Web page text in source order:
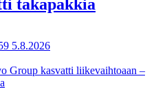
takapakkia
5.8.2026
Group kasvatti liikevaihtoaan –